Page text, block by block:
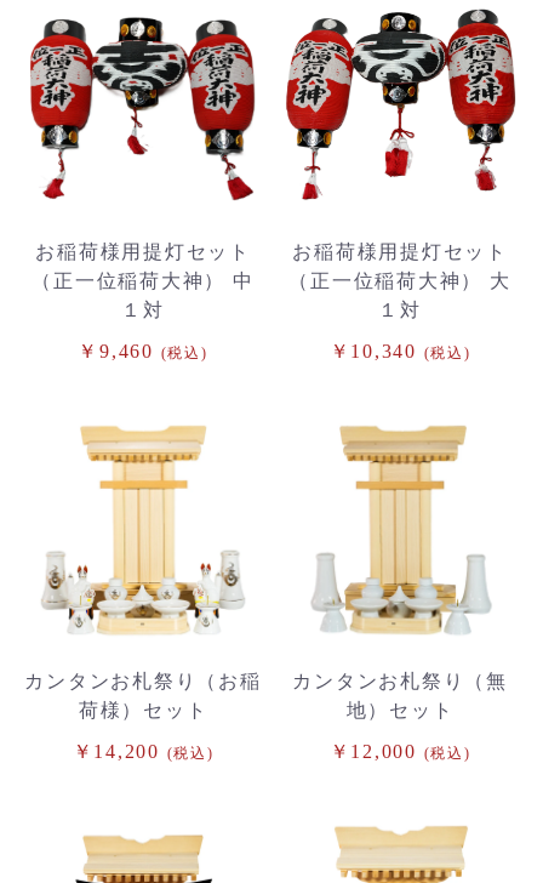
お稲荷様用提灯セット
（正一位稲荷大神） 中
１対
￥9,460 (税込)
お稲荷様用提灯セット
（正一位稲荷大神） 大
１対
￥10,340 (税込)
カンタンお札祭り（お稲
荷様）セット
￥14,200 (税込)
カンタンお札祭り（無
地）セット
￥12,000 (税込)